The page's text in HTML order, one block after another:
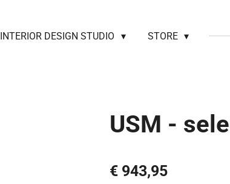
INTERIOR DESIGN STUDIO STORE
USM -
€ 943,95